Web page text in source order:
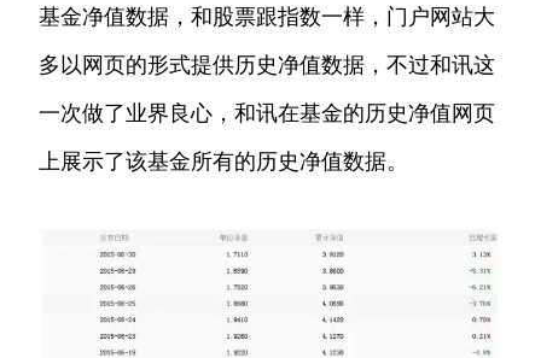
基金净值数据，和股票跟指数一样，门户网站大
多以网页的形式提供历史净值数据，不过和讯这
一次做了业界良心，和讯在基金的历史净值网页
上展示了该基金所有的历史净值数据。